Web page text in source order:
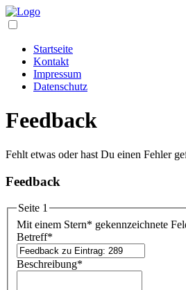
Startseite
Kontakt
Impressum
Datenschutz
Feedback
Fehlt etwas oder hast Du einen Fehler
Feedback
Seite 1
Mit einem Stern* gekennzeichnete
Betreff*
Beschreibung*